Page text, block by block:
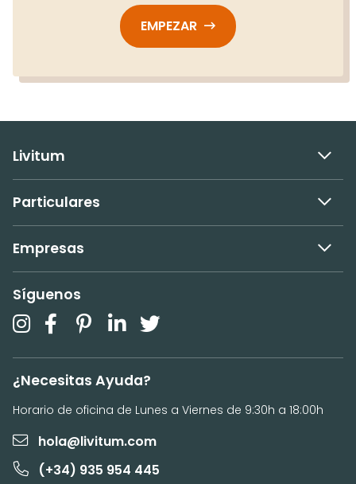
EMPEZAR
Livitum
Particulares
Empresas
Síguenos
¿Necesitas Ayuda?
Horario de oficina de Lunes a Viernes de 9:30h a 18:00h
hola@livitum.com
(+34) 935 954 445